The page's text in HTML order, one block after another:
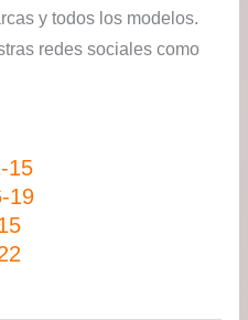
y todos los modelos.
redes sociales como
15
19